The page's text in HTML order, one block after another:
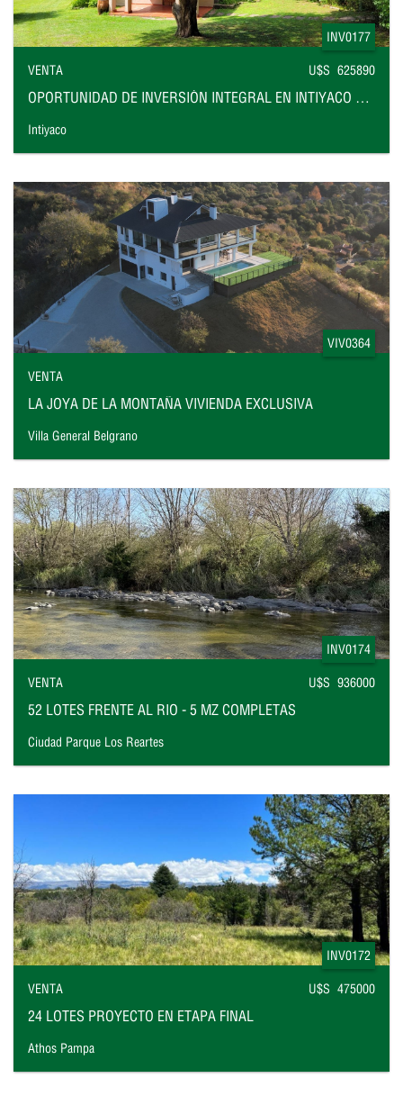
INV0177
VENTA U$S 625890
OPORTUNIDAD DE INVERSIÓN INTEGRAL EN INTIYACO FRENTE AL RÍO
Intiyaco
VIV0364
VENTA
LA JOYA DE LA MONTAÑA VIVIENDA EXCLUSIVA
Villa General Belgrano
INV0174
VENTA U$S 936000
52 LOTES FRENTE AL RIO - 5 MZ COMPLETAS
Ciudad Parque Los Reartes
INV0172
VENTA U$S 475000
24 LOTES PROYECTO EN ETAPA FINAL
Athos Pampa